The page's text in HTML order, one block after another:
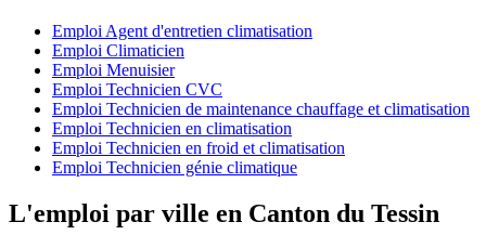
Emploi Agent d'entretien climatisation
Emploi Climaticien
Emploi Menuisier
Emploi Technicien CVC
Emploi Technicien de maintenance chauffage et climatisation
Emploi Technicien en climatisation
Emploi Technicien en froid et climatisation
Emploi Technicien génie climatique
L'emploi par ville en Canton du Tessin